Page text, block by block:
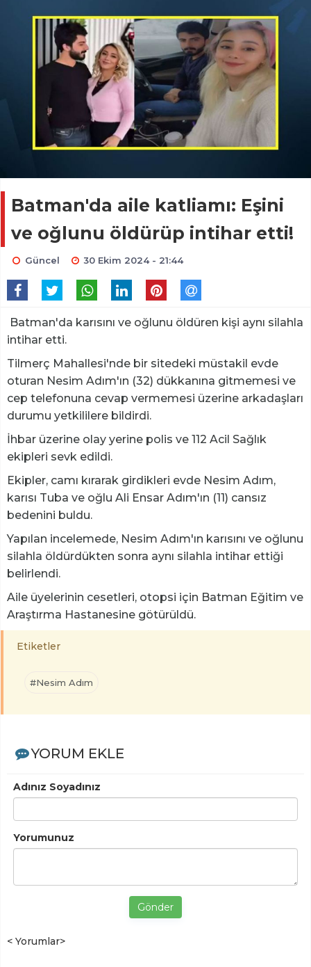
Batman'da aile katliamı: Eşini
ve oğlunu öldürüp intihar etti!
Güncel 30 Ekim 2024 - 21:44
Batman'da karısını ve oğlunu öldüren kişi aynı silahla
intihar etti.
Tilmerç Mahallesi'nde bir sitedeki müstakil evde
oturan Nesim Adım'ın (32) dükkanına gitmemesi ve
cep telefonuna cevap vermemesi üzerine arkadaşları
durumu yetkililere bildirdi.
İhbar üzerine olay yerine polis ve 112 Acil Sağlık
ekipleri sevk edildi.
Ekipler, camı kırarak girdikleri evde Nesim Adım,
karısı Tuba ve oğlu Ali Ensar Adım'ın (11) cansız
bedenini buldu.
Yapılan incelemede, Nesim Adım'ın karısını ve oğlunu
silahla öldürdükten sonra aynı silahla intihar ettiği
belirlendi.
Aile üyelerinin cesetleri, otopsi için Batman Eğitim ve
Araştırma Hastanesine götürüldü.
Etiketler
#Nesim Adım
YORUM EKLE
Adınız Soyadınız
Yorumunuz
Gönder
< Yorumlar>